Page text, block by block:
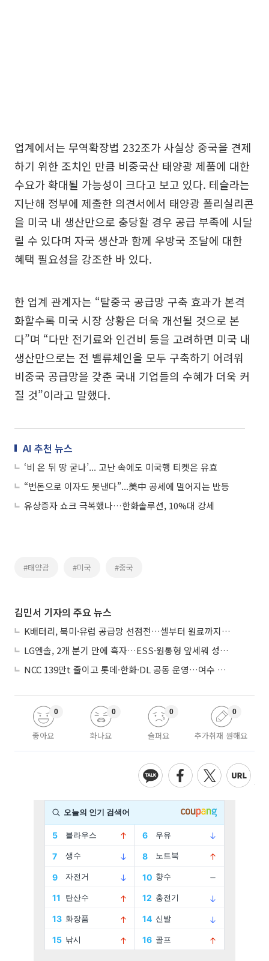
업계에서는 무역확장법 232조가 사실상 중국을 견제
하기 위한 조치인 만큼 비중국산 태양광 제품에 대한
수요가 확대될 가능성이 크다고 보고 있다. 테슬라는
지난해 정부에 제출한 의견서에서 태양광 폴리실리콘
을 미국 내 생산만으로 충당할 경우 공급 부족에 시달
릴 수 있다며 자국 생산과 함께 우방국 조달에 대한
혜택 필요성을 강조한 바 있다.
한 업계 관계자는 “탈중국 공급망 구축 효과가 본격
화할수록 미국 시장 상황은 더욱 개선될 것으로 본
다”며 “다만 전기료와 인건비 등을 고려하면 미국 내
생산만으로는 전 밸류체인을 모두 구축하기 어려워
비중국 공급망을 갖춘 국내 기업들의 수혜가 더욱 커
질 것”이라고 말했다.
AI 추천 뉴스
‘비 온 뒤 땅 굳나’... 고난 속에도 미국행 티켓은 유효
“번돈으로 이자도 못낸다”...美中 공세에 멀어지는 반등
유상증자 쇼크 극복했나…한화솔루션, 10%대 강세
#태양광 #미국 #중국
김민서 기자의 주요 뉴스
K배터리, 북미·유럽 공급망 선점전…셀부터 원료까지 현지화
LG엔솔, 2개 분기 만에 흑자…ESS·원통형 앞세워 성장 가속
NCC 139만t 줄이고 롯데·한화·DL 공동 운영…여수 1호 본궤도
좋아요
0
화나요
0
슬퍼요
0
추가취재 원해요
0